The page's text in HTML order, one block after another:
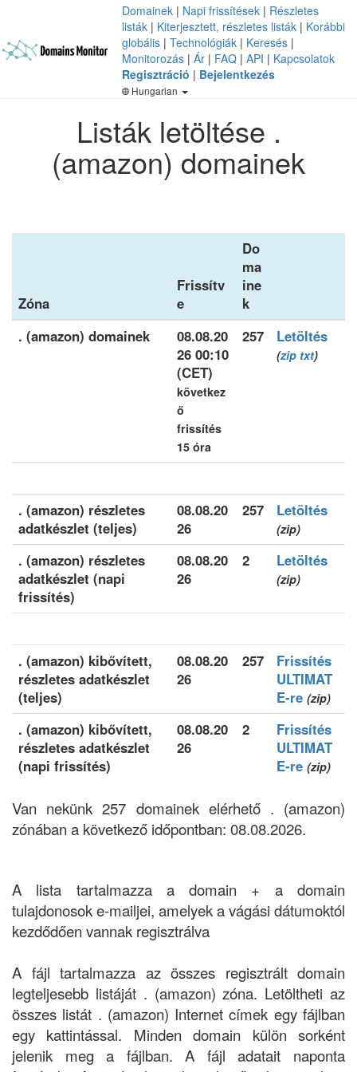
Domainek | Napi frissítések | Részletes
listák | Kiterjesztett, részletes listák | Korábbi
globális | Technológiák | Keresés |
Monitorozás | Ár | FAQ | API | Kapcsolatok
Regisztráció | Bejelentkezés
Hungarian
Listák letöltése .
(amazon) domainek
Zóna
Frissítv
e
Do
ma
ine
k
. (amazon) domainek
08.08.20
26 00:10
(CET)
következ
ő
frissítés
15 óra
257 Letöltés
(zip txt)
. (amazon) részletes
adatkészlet (teljes)
08.08.20
26
257 Letöltés
(zip)
. (amazon) részletes
adatkészlet (napi
frissítés)
08.08.20
26
2 Letöltés
(zip)
. (amazon) kibővített,
részletes adatkészlet
(teljes)
08.08.20
26
257
Frissítés
ULTIMAT
E-re (zip)
. (amazon) kibővített,
részletes adatkészlet
(napi frissítés)
08.08.20
26
2
Frissítés
ULTIMAT
E-re (zip)
Van nekünk 257 domainek elérhető . (amazon)
zónában a következő időpontban: 08.08.2026.
A lista tartalmazza a domain + a domain
tulajdonosok e-mailjei, amelyek a vágási dátumoktól
kezdődően vannak regisztrálva
A fájl tartalmazza az összes regisztrált domain
legteljesebb listáját . (amazon) zóna. Letöltheti az
összes listát . (amazon) Internet címek egy fájlban
egy kattintással. Minden domain külön sorként
jelenik meg a fájlban. A fájl adatait naponta